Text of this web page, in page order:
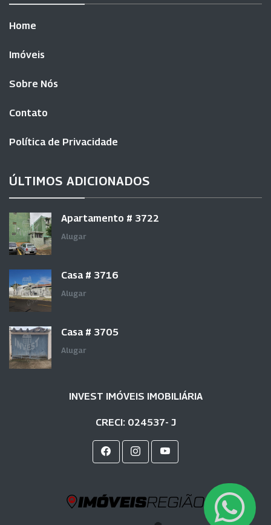
Home
Imóveis
Sobre Nós
Contato
Política de Privacidade
ÚLTIMOS ADICIONADOS
Apartamento # 3722
Alugar
Casa # 3716
Alugar
Casa # 3705
Alugar
INVEST IMÓVEIS IMOBILIÁRIA
CRECI: 024537- J